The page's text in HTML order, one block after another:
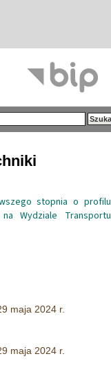
stopnia o profilu
Wydziale Transportu
maja 2024 r.
maja 2024 r.